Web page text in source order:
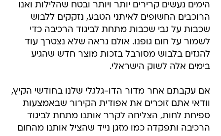
הימים נעשים קרירים יותר ויותר ובטח שהלילות ואנו
הרוכבים החשופים לאיתני הטבע, נזקקים ללבוש
שכבות על גבי שכבות מתחת לביגוד הרכיבה כדי
לשמור על חום גופנו. אולם נראה שלא נצטרך עוד
להגזים בלבוש מסורבל בזכות מוצר חדש שהגיע
בימים אלה לשוק הישראלי.
אם עקבתם אחר מדור הדו-גלגלי שלנו בחודשי הקיץ,
וודאי אתם זוכרים את אפודית הקירור שבאמצעות
ספיחת לחות, הצליחה לקרר אותנו מתחת לביגוד
הרכיבה ותפקדה כמו מזגן נייד שהציל אותנו מהחום